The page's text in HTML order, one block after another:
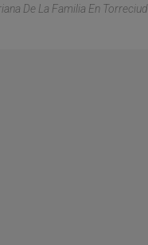
De La Familia En